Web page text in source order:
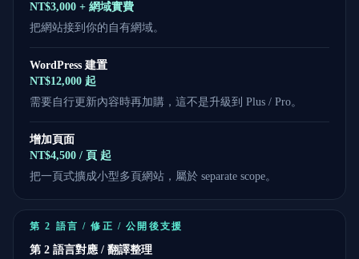
NT$3,000 + 網域實費
把網站接到你的自有網域。
WordPress 建置
NT$12,000 起
需要自行更新內容時再加購，這不是升級到 Plus / Pro。
增加頁面
NT$4,500 / 頁 起
把一頁式擴成小型多頁網站，屬於 separate scope。
第 2 語言 / 修正 / 公開後支援
第 2 語言對應 / 翻譯整理